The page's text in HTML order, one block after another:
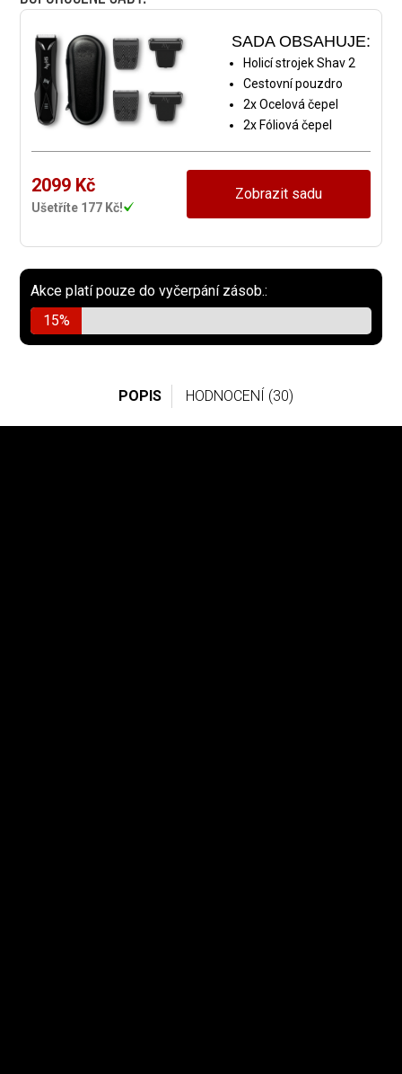
SADA OBSAHUJE:
Holicí strojek Shav 2
Cestovní pouzdro
2x Ocelová čepel
2x Fóliová čepel
2099 Kč
Ušetříte 177 Kč!
Zobrazit sadu
Akce platí pouze do vyčerpání zásob.:
15%
POPIS HODNOCENÍ (30)